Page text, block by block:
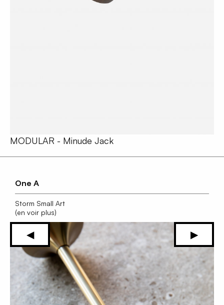
MODULAR - Minude Jack
One A
Storm Small Art
(en voir plus)